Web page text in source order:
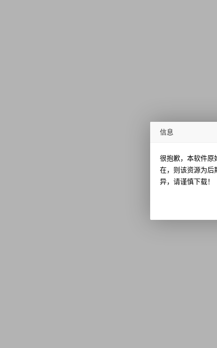
信息
很抱歉，本软件原
在，则该资源为后
异，请谨慎下载！